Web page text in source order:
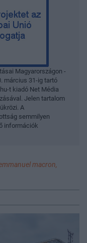
Magyarországon -
március 31-ig tartó
t kiadó Net Média
Jelen tartalom
A
semmilyen
információk
macron,